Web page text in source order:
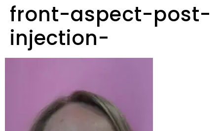
front-aspect-post-
injection-